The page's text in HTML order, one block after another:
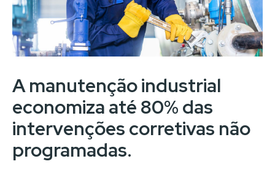
A manutenção industrial
economiza até 80% das
intervenções corretivas não
programadas.